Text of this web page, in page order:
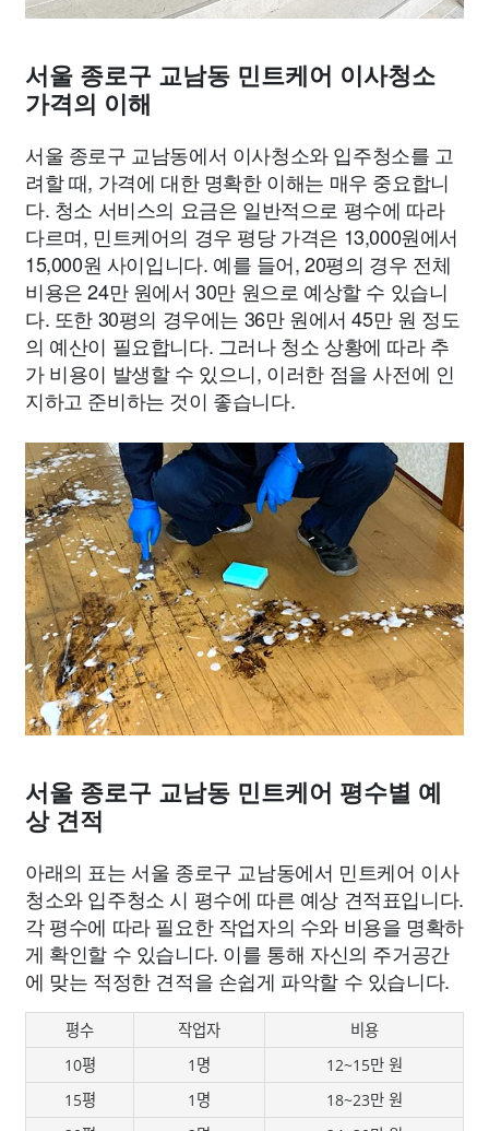
서울 종로구 교남동 민트케어 이사청소
가격의 이해
서울 종로구 교남동에서 이사청소와 입주청소를 고
려할 때, 가격에 대한 명확한 이해는 매우 중요합니
다. 청소 서비스의 요금은 일반적으로 평수에 따라
다르며, 민트케어의 경우 평당 가격은 13,000원에서
15,000원 사이입니다. 예를 들어, 20평의 경우 전체
비용은 24만 원에서 30만 원으로 예상할 수 있습니
다. 또한 30평의 경우에는 36만 원에서 45만 원 정도
의 예산이 필요합니다. 그러나 청소 상황에 따라 추
가 비용이 발생할 수 있으니, 이러한 점을 사전에 인
지하고 준비하는 것이 좋습니다.
서울 종로구 교남동 민트케어 평수별 예
상 견적
아래의 표는 서울 종로구 교남동에서 민트케어 이사
청소와 입주청소 시 평수에 따른 예상 견적표입니다.
각 평수에 따라 필요한 작업자의 수와 비용을 명확하
게 확인할 수 있습니다. 이를 통해 자신의 주거공간
에 맞는 적정한 견적을 손쉽게 파악할 수 있습니다.
평수 작업자
비용
10평
1명
12~15만 원
15평
1명
18~23만 원